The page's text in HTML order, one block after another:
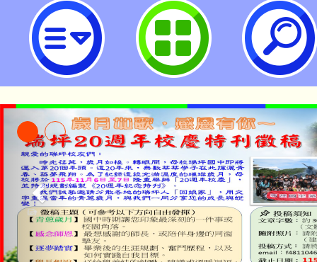
主旨：轉知本府社會局辦理「114
推薦作業」相關辦法，請踴躍推薦
請查照。-桃園市立瑞坪國民中學
「本色祭」8/29、30在
場熱烈登場!
8/21下午1時於龍潭區